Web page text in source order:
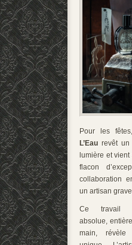
Pour les
L’Eau revêt
lumière et
flacon
collaboration
un artisan
Ce travail
absolue,
main, révèle